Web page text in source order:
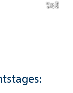
Bil d:
ZI
S e.
V.